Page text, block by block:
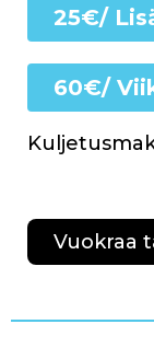
25€/
60€/
Vuokraa